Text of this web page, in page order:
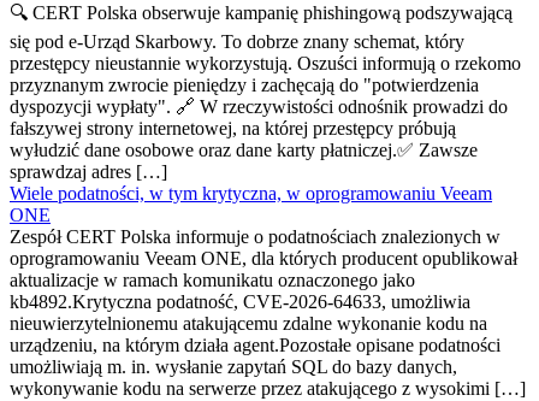
🔍 CERT Polska obserwuje kampanię phishingową podszywającą
się pod e-Urząd Skarbowy. To dobrze znany schemat, który
przestępcy nieustannie wykorzystują. Oszuści informują o rzekomo
przyznanym zwrocie pieniędzy i zachęcają do "potwierdzenia
dyspozycji wypłaty". 🔗 W rzeczywistości odnośnik prowadzi do
fałszywej strony internetowej, na której przestępcy próbują
wyłudzić dane osobowe oraz dane karty płatniczej.✅ Zawsze
sprawdzaj adres […]
Wiele podatności, w tym krytyczna, w oprogramowaniu Veeam
ONE
Zespół CERT Polska informuje o podatnościach znalezionych w
oprogramowaniu Veeam ONE, dla których producent opublikował
aktualizacje w ramach komunikatu oznaczonego jako
kb4892.Krytyczna podatność, CVE-2026-64633, umożliwia
nieuwierzytelnionemu atakującemu zdalne wykonanie kodu na
urządzeniu, na którym działa agent.Pozostałe opisane podatności
umożliwiają m. in. wysłanie zapytań SQL do bazy danych,
wykonywanie kodu na serwerze przez atakującego z wysokimi […]